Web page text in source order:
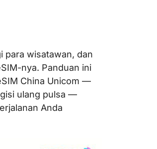
para wisatawan, dan
nya. Panduan ini
China Unicom —
ulang pulsa —
Anda